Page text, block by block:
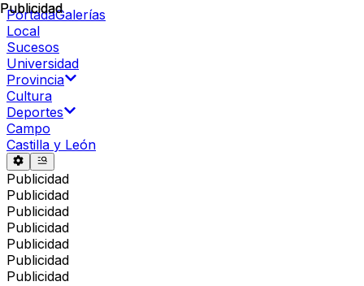
PortadaGalerías
Local
Sucesos
Universidad
Provincia
Cultura
Deportes
Campo
Castilla y León
Publicidad
Publicidad
Publicidad
Publicidad
Publicidad
Publicidad
Publicidad
Publicidad
Publicidad